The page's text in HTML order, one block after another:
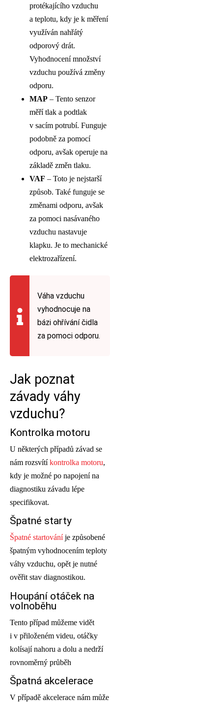
protékajícího vzduchu
a teplotu, kdy je k měření
využíván nahřátý
odporový drát.
Vyhodnocení množství
vzduchu používá změny
odporu.
MAP – Tento senzor
měří tlak a podtlak
v sacím potrubí. Funguje
podobně za pomocí
odporu, avšak operuje na
základě změn tlaku.
VAF – Toto je nejstarší
způsob. Také funguje se
změnami odporu, avšak
za pomoci nasávaného
vzduchu nastavuje
klapku. Je to mechanické
elektrozařízení.
Váha vzduchu
vyhodnocuje na
bázi ohřívání čidla
za pomoci odporu.
Jak poznat
závady váhy
vzduchu?
Kontrolka motoru
U některých případů závad se
nám rozsvítíkontrolka motoru,
kdy je možné po napojení na
diagnostiku závadu lépe
specifikovat.
Špatné starty
Špatné startováníje způsobené
špatným vyhodnocením teploty
váhy vzduchu, opět je nutné
ověřit stav diagnostikou.
Houpání otáček na
volnoběhu
Tento případ můžeme vidět
i v přiloženém videu, otáčky
kolísají nahoru a dolu a nedrží
rovnoměrný průběh
Špatná akcelerace
V případě akcelerace nám může